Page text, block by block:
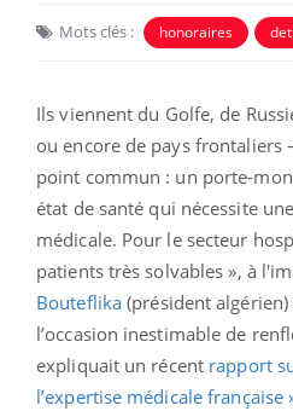
Mots clés : honoraires
Ils viennent du Golfe, de
ou encore de pays frontaliers
point commun : un porte-
état de santé qui nécessite
médicale. Pour le secteur
patients très solvables », à
Bouteflika (président
l’occasion inestimable de
expliquait un récent rapport
l’expertise médicale française